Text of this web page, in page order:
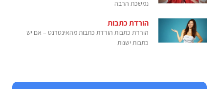
נמשכת הרבה
הורדת כתבות
הורדת כתבות הורדת כתבות מהאינטרנט – אם יש
כתבות ישנות